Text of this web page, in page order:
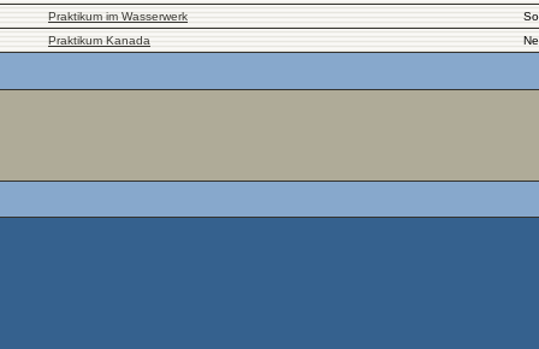
Praktikum im Wasserwerk
Praktikum Kanada